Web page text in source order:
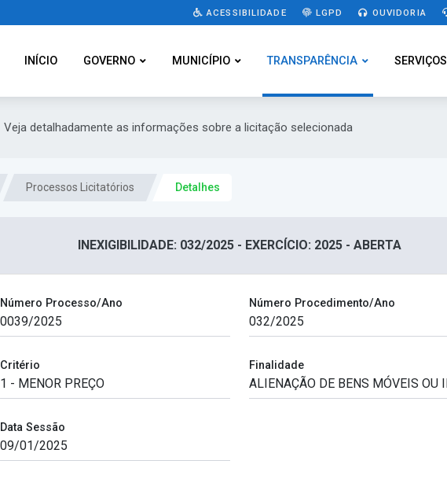
ACESSIBILIDADE LGPD OUVIDORIA
INÍCIO GOVERNO MUNICÍPIO TRANSPARÊNCIA SERVIÇOS
Veja detalhadamente as informações sobre a licitação selecionada
Processos Licitatórios Detalhes
INEXIGIBILIDADE: 032/2025 - EXERCÍCIO: 2025 - ABERTA
Número Processo/Ano Número Procedimento/Ano
Critério Finalidade
Data Sessão